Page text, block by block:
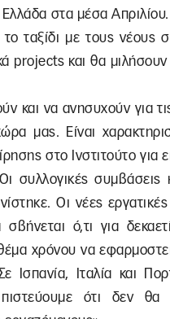
Ελλάδα στα μέσα
ταξίδι με τους νέους
projects και θα
και να ανησυχούν για
μας. Είναι
στο Ινστιτούτο για
συλλογικές συμβάσεις
Οι νέες
ό,τι για
χρόνου να
Ιταλία και
ότι δεν θα